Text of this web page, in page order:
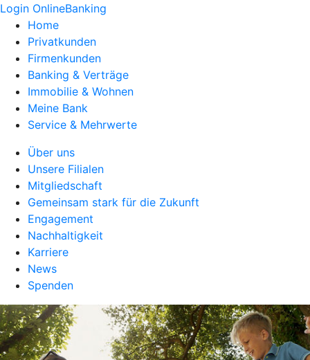
Login OnlineBanking
Home
Privatkunden
Firmenkunden
Banking & Verträge
Immobilie & Wohnen
Meine Bank
Service & Mehrwerte
Über uns
Unsere Filialen
Mitgliedschaft
Gemeinsam stark für die Zukunft
Engagement
Nachhaltigkeit
Karriere
News
Spenden